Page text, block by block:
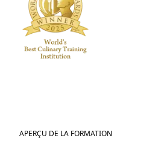
APERÇU DE LA FORMATION